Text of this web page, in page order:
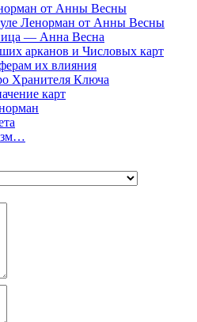
от Анны Весны
Ленорман от Анны Весны
— Анна Весна
арканов и Числовых карт
их влияния
Хранителя Ключа
карт